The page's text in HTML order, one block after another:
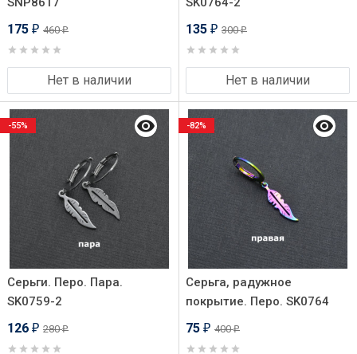
175 ₽ 460₽
Нет в наличии
135 ₽ 300₽
Нет в наличии
Серьги. Перо. Пара.
SK0759-2
126 ₽ 280₽
-55%
Серьга, радужное
покрытие. Перо. SK0764
75 ₽ 400₽
-82%